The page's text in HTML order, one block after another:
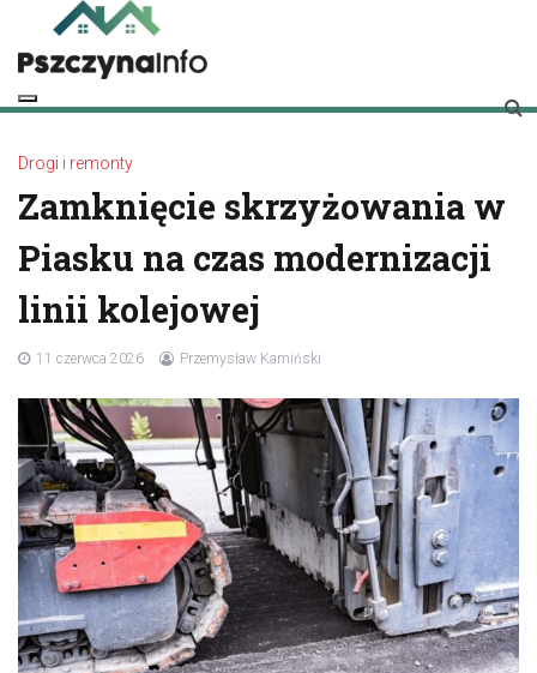
content
pszczynainfo.pl
Twoje źródło informacji o Pszczynie
Drogi i remonty
Zamknięcie skrzyżowania w
Piasku na czas modernizacji
linii kolejowej
11 czerwca 2026 Przemysław Kamiński